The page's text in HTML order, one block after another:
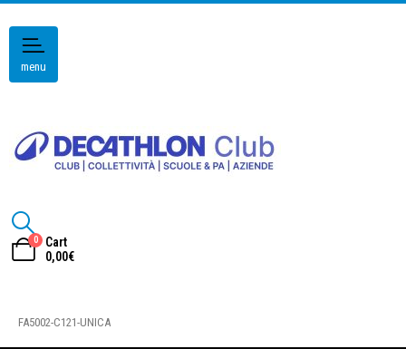
menu
0
Cart
0,00€
FA5002-C121-UNICA